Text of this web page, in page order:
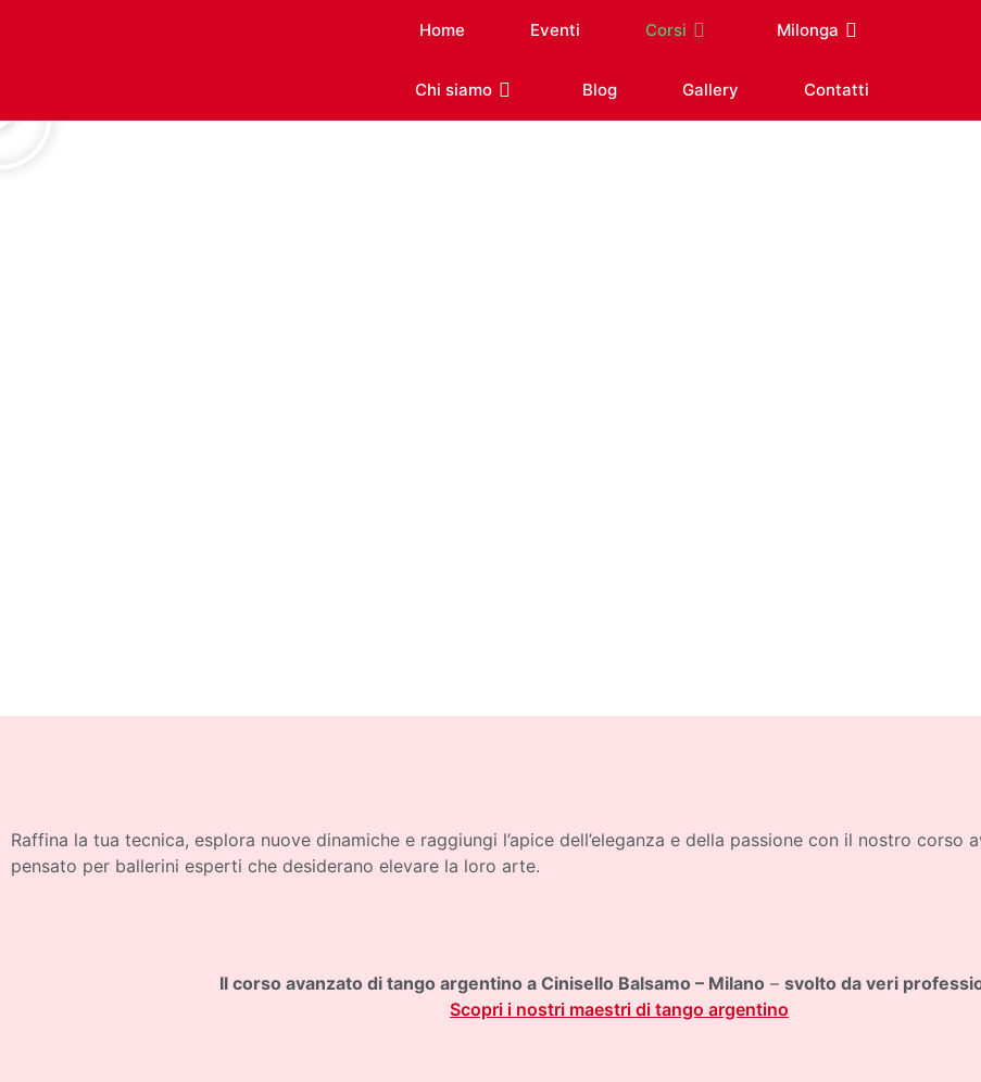
Home Eventi Corsi Milonga
Chi siamo Blog Gallery Contatti
Raffina la tua tecnica, esplora nuove dinamiche e raggiungi l’apice dell’eleganza e della passione con il nostro corso
pensato per ballerini esperti che desiderano elevare la loro arte.
Il corso avanzato di tango argentino a Cinisello Balsamo – Milano– svolto da veri
Scopri i nostri maestri di tango argentino